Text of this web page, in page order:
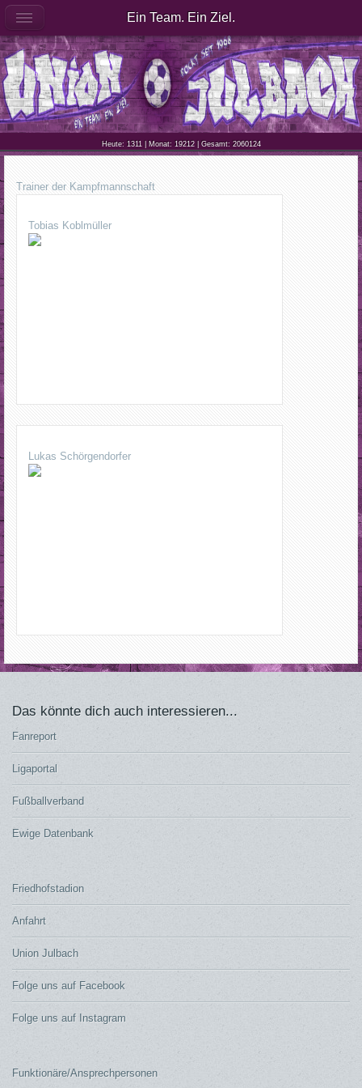
Heute: 1311 | Monat: 19212 | Gesamt: 2060124
Trainer der Kampfmannschaft
Tobias Koblmüller
Lukas Schörgendorfer
Das könnte dich auch interessieren...
Fanreport
Ligaportal
Fußballverband
Ewige Datenbank
Friedhofstadion
Anfahrt
Union Julbach
Folge uns auf Facebook
Folge uns auf Instagram
Funktionäre/Ansprechpersonen
Ein Team. Ein Ziel.